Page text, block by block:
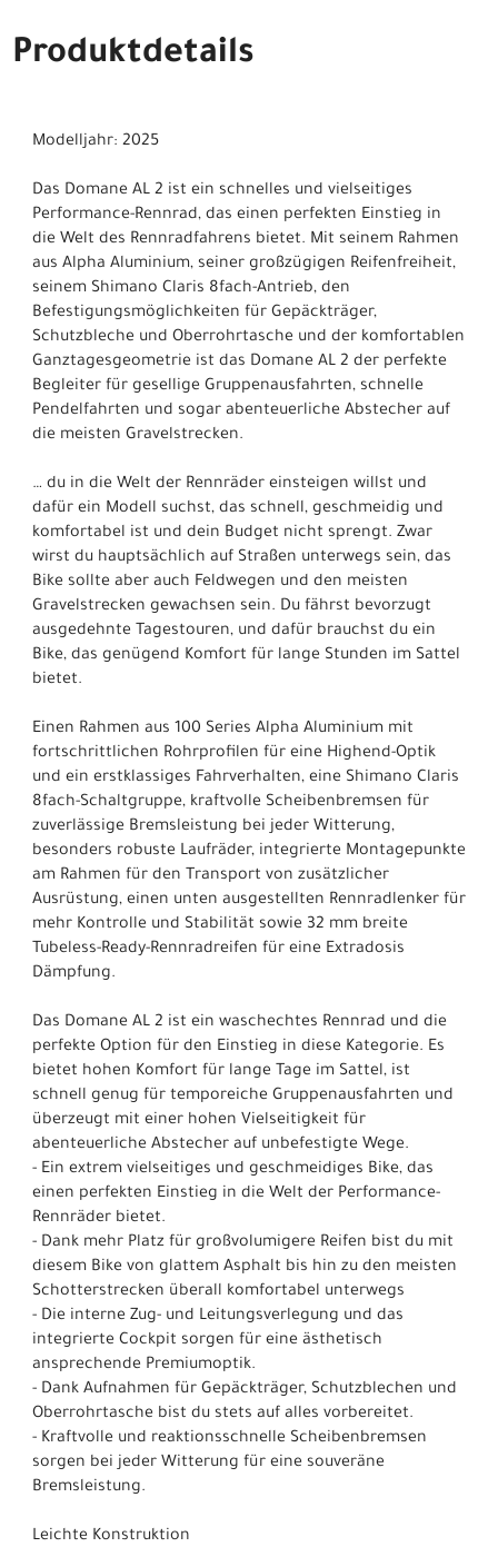
Produktdetails
Modelljahr: 2025
Das Domane AL 2 ist ein schnelles und vielseitiges
Performance-Rennrad, das einen perfekten Einstieg in
die Welt des Rennradfahrens bietet. Mit seinem Rahmen
aus Alpha Aluminium, seiner großzügigen Reifenfreiheit,
seinem Shimano Claris 8fach-Antrieb, den
Befestigungsmöglichkeiten für Gepäckträger,
Schutzbleche und Oberrohrtasche und der komfortablen
Ganztagesgeometrie ist das Domane AL 2 der perfekte
Begleiter für gesellige Gruppenausfahrten, schnelle
Pendelfahrten und sogar abenteuerliche Abstecher auf
die meisten Gravelstrecken.
… du in die Welt der Rennräder einsteigen willst und
dafür ein Modell suchst, das schnell, geschmeidig und
komfortabel ist und dein Budget nicht sprengt. Zwar
wirst du hauptsächlich auf Straßen unterwegs sein, das
Bike sollte aber auch Feldwegen und den meisten
Gravelstrecken gewachsen sein. Du fährst bevorzugt
ausgedehnte Tagestouren, und dafür brauchst du ein
Bike, das genügend Komfort für lange Stunden im Sattel
bietet.
Einen Rahmen aus 100 Series Alpha Aluminium mit
fortschrittlichen Rohrprofilen für eine Highend-Optik
und ein erstklassiges Fahrverhalten, eine Shimano Claris
8fach-Schaltgruppe, kraftvolle Scheibenbremsen für
zuverlässige Bremsleistung bei jeder Witterung,
besonders robuste Laufräder, integrierte Montagepunkte
am Rahmen für den Transport von zusätzlicher
Ausrüstung, einen unten ausgestellten Rennradlenker für
mehr Kontrolle und Stabilität sowie 32 mm breite
Tubeless-Ready-Rennradreifen für eine Extradosis
Dämpfung.
Das Domane AL 2 ist ein waschechtes Rennrad und die
perfekte Option für den Einstieg in diese Kategorie. Es
bietet hohen Komfort für lange Tage im Sattel, ist
schnell genug für temporeiche Gruppenausfahrten und
überzeugt mit einer hohen Vielseitigkeit für
abenteuerliche Abstecher auf unbefestigte Wege.
- Ein extrem vielseitiges und geschmeidiges Bike, das
einen perfekten Einstieg in die Welt der Performance-
Rennräder bietet.
- Dank mehr Platz für großvolumigere Reifen bist du mit
diesem Bike von glattem Asphalt bis hin zu den meisten
Schotterstrecken überall komfortabel unterwegs
- Die interne Zug- und Leitungsverlegung und das
integrierte Cockpit sorgen für eine ästhetisch
ansprechende Premiumoptik.
- Dank Aufnahmen für Gepäckträger, Schutzblechen und
Oberrohrtasche bist du stets auf alles vorbereitet.
- Kraftvolle und reaktionsschnelle Scheibenbremsen
sorgen bei jeder Witterung für eine souveräne
Bremsleistung.
Leichte Konstruktion